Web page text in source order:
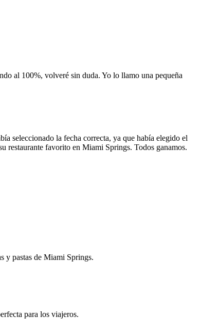
al 100%, volveré sin duda. Yo lo llamo una pequeña
seleccionado la fecha correcta, ya que había elegido el
restaurante favorito en Miami Springs. Todos ganamos.
y pastas de Miami Springs.
para los viajeros.